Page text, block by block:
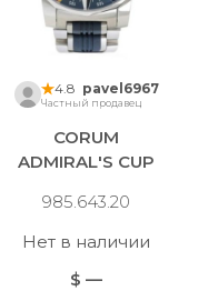
4.8 pavel6967
Частный продавец
CORUM
ADMIRAL'S CUP
985.643.20
Нет в наличии
$ —